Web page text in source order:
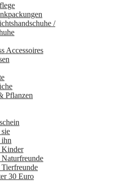
/
Accessoires
Pflanzen
ihn
Kinder
30 Euro